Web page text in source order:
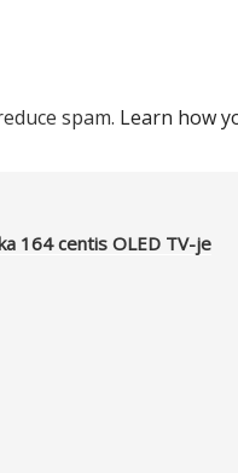
spam. Learn how
164 centis OLED TV-je